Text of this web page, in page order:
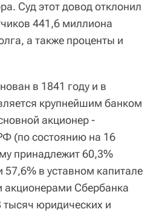
Суд этот довод отклонил
441,6 миллиона
а также проценты и
в 1841 году и в
крупнейшим банком
акционер -
(по состоянию на 16
принадлежит 60,3%
в уставном капитале
Сбербанка
юридических и